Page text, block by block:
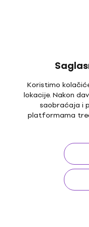
Koristimo
lokacije. Nakon
saobraćaja i
platformama
Na stanju u
AKG
сет
Бежични сет
Na stanju u
Kao novo
AKG
US45B: